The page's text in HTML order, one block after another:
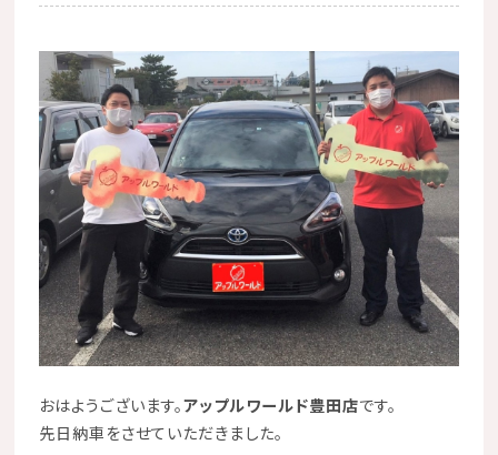
おはようございます。アップルワールド豊田店です。
先日納車をさせていただきました。